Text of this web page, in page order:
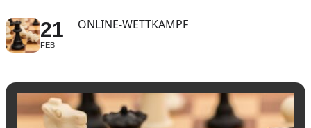
21
FEB
ONLINE-WETTKAMPF